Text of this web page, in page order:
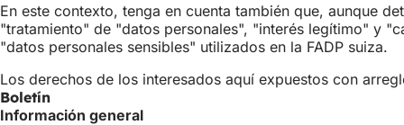
En este contexto, tenga en cuenta también que, aunque
"tratamiento" de "datos personales", "interés legítimo" y
"datos personales sensibles" utilizados en la FADP suiza.
Los derechos de los interesados aquí expuestos con
Boletín
Información general